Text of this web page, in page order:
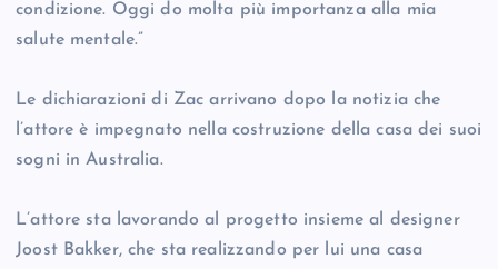
condizione. Oggi do molta più importanza alla mia
salute mentale.”
Le dichiarazioni di Zac arrivano dopo la notizia che
l’attore è impegnato nella costruzione della casa dei suoi
sogni in Australia.
L’attore sta lavorando al progetto insieme al designer
Joost Bakker, che sta realizzando per lui una casa